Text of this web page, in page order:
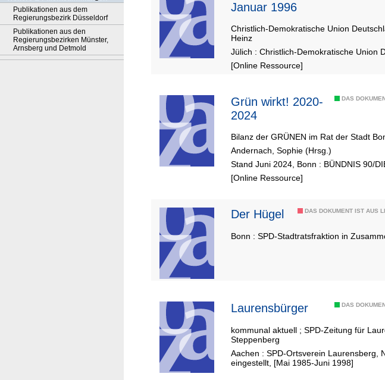
Publikationen aus dem
Regierungsbezirk Düsseldorf
Publikationen aus den
Regierungsbezirken Münster,
Arnsberg und Detmold
Januar 1996
Christlich-Demokratische Union
Heinz
Jülich : Christlich-Demokratische Union
[Online Ressource]
DAS
Grün wirkt! 2020-
2024
Bilanz der GRÜNEN im Rat der Stadt
Andernach, Sophie (Hrsg.)
Stand Juni 2024, Bonn : BÜNDNIS 90/
[Online Ressource]
DAS DOKUMENT IST AUS
Der Hügel
Bonn : SPD-Stadtratsfraktion in
DAS
Laurensbürger
kommunal aktuell ; SPD-Zeitung für
Steppenberg
Aachen : SPD-Ortsverein Laurensberg,
eingestellt, [Mai 1985-Juni 1998]